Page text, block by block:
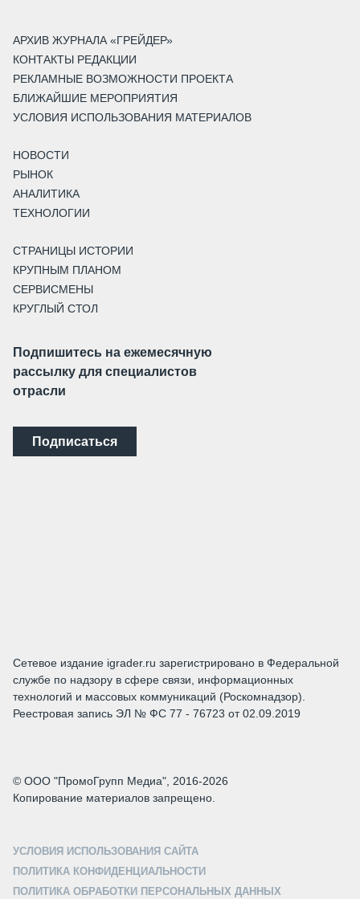
АРХИВ ЖУРНАЛА «ГРЕЙДЕР»
КОНТАКТЫ РЕДАКЦИИ
РЕКЛАМНЫЕ ВОЗМОЖНОСТИ ПРОЕКТА
БЛИЖАЙШИЕ МЕРОПРИЯТИЯ
УСЛОВИЯ ИСПОЛЬЗОВАНИЯ МАТЕРИАЛОВ
НОВОСТИ
РЫНОК
АНАЛИТИКА
ТЕХНОЛОГИИ
СТРАНИЦЫ ИСТОРИИ
КРУПНЫМ ПЛАНОМ
СЕРВИСМЕНЫ
КРУГЛЫЙ СТОЛ
Подпишитесь на ежемесячную
рассылку для специалистов
отрасли
Подписаться
Сетевое издание igrader.ru зарегистрировано в Федеральной
службе по надзору в сфере связи, информационных
технологий и массовых коммуникаций (Роскомнадзор).
Реестровая запись ЭЛ № ФС 77 - 76723 от 02.09.2019
© ООО "ПромоГрупп Медиа", 2016-2026
Копирование материалов запрещено.
УСЛОВИЯ ИСПОЛЬЗОВАНИЯ САЙТА
ПОЛИТИКА КОНФИДЕНЦИАЛЬНОСТИ
ПОЛИТИКА ОБРАБОТКИ ПЕРСОНАЛЬНЫХ ДАННЫХ